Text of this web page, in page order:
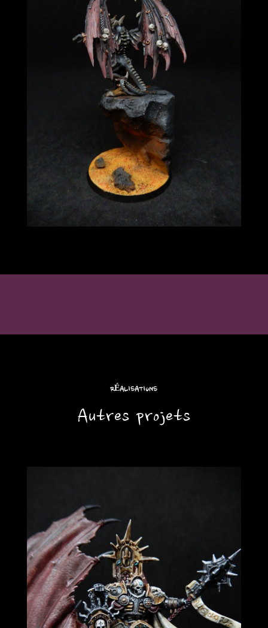
RÉALISATIONS
Autres projets